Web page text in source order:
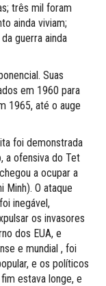
três mil foram
ainda viviam;
guerra ainda
Suas
em 1960 para
1965, até o auge
foi demonstrada
a ofensiva do Tet
a ocupar a
Minh). O ataque
inegável,
os invasores
dos EUA, e
e mundial , foi
e os políticos
estava longe, e